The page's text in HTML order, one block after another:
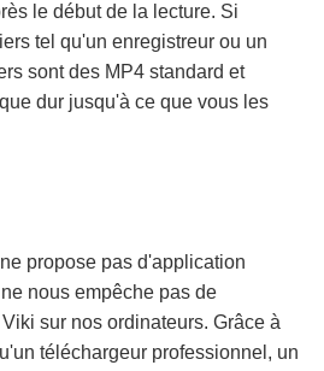
le début de la lecture. Si
tel qu'un enregistreur ou un
sont des MP4 standard et
dur jusqu'à ce que vous les
propose pas d'application
nous empêche pas de
sur nos ordinateurs. Grâce à
téléchargeur professionnel, un